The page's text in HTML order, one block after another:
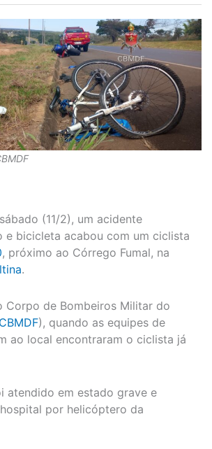
(11/2), um acidente
e bicicleta acabou com um ciclista
, próximo ao Córrego Fumal, na
.
Corpo de Bombeiros Militar do
CBMDF), quando as equipes de
ao local encontraram o ciclista já
atendido em estado grave e
por helicóptero da